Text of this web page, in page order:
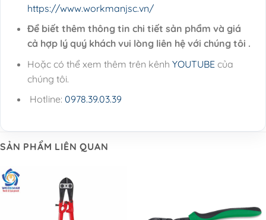
https://www.workmanjsc.vn/
Để biết thêm thông tin chi tiết sản phẩm và giá
cả hợp lý quý khách vui lòng liên hệ với chúng tôi .
Hoặc có thể xem thêm trên kênh YOUTUBEcủa
chúng tôi.
Hotline: 0978.39.03.39
SẢN PHẨM LIÊN QUAN